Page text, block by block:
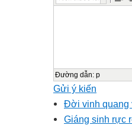
Đường dẫn: p
Gửi ý kiến
Đời vinh quang
Giáng sinh rực